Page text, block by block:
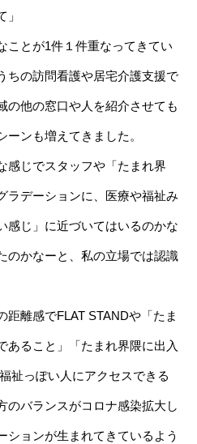
ことが1件１件重なってきてい
ちの訪問看護や居宅介護支援で
の他の窓口や人を紹介させても
ンも増えてきました。
感じでスタッフや「たまれ界
ラデーションに、医療や福祉み
感じ」に近づいてはいるのかな
のかなーと、私の立場では認識
距離感でFLAT STANDや「たま
あること」「たまれ界隈に出入
祉っぽい人にアクセスできる
のバランスがコロナ感染拡大し
ションが生まれてきているよう